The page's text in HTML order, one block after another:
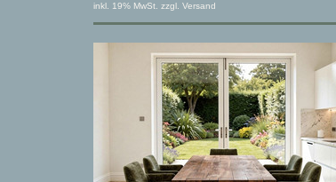
inkl. 19% MwSt. zzgl. Versand